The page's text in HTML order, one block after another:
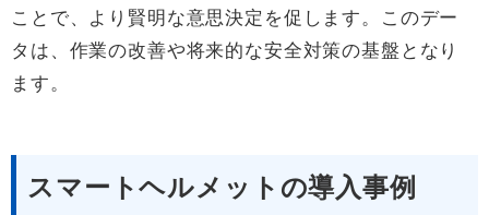
ことで、より賢明な意思決定を促します。このデー
タは、作業の改善や将来的な安全対策の基盤となり
ます。
スマートヘルメットの導入事例